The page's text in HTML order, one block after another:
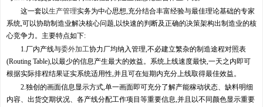
这一套以生产管理实务为中心思想,充分结合丰富经验与最佳理论基础的专家
系统,可以协助制造业解决核心问题,以快速的判断及正确的决策架构出制造业的核
心竞争力。主要特点如下:
1.厂内产线与委外加工协力厂均纳入管理,不必建立繁杂的制造途程对照表
(Routing Table),以最少的信息产生最大的效益。系统上线速度最快,一天之内即可
根据实际排程结果证实系统适用性,并且可在短期内充分上线取得最佳效益。
2.独创的画面信息显示方式,单一画面即可充分了解产能稼动状态、缺料明细
内容、出货交期状况、各产线分配工作项目等重要信息,并且以不同颜色显示重要